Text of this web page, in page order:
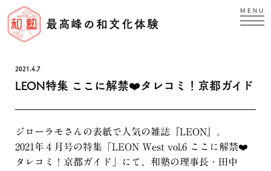
最高峰の和文化体験
MENU
2021.4.7
LEON特集 ここに解禁❤️タレコミ！京都ガイド
ジローラモさんの表紙で人気の雑誌『LEON』。
2021年４月号の特集「LEON West vol.6 ここに解禁❤️
タレコミ！京都ガイド」にて、和塾の理事長・田中